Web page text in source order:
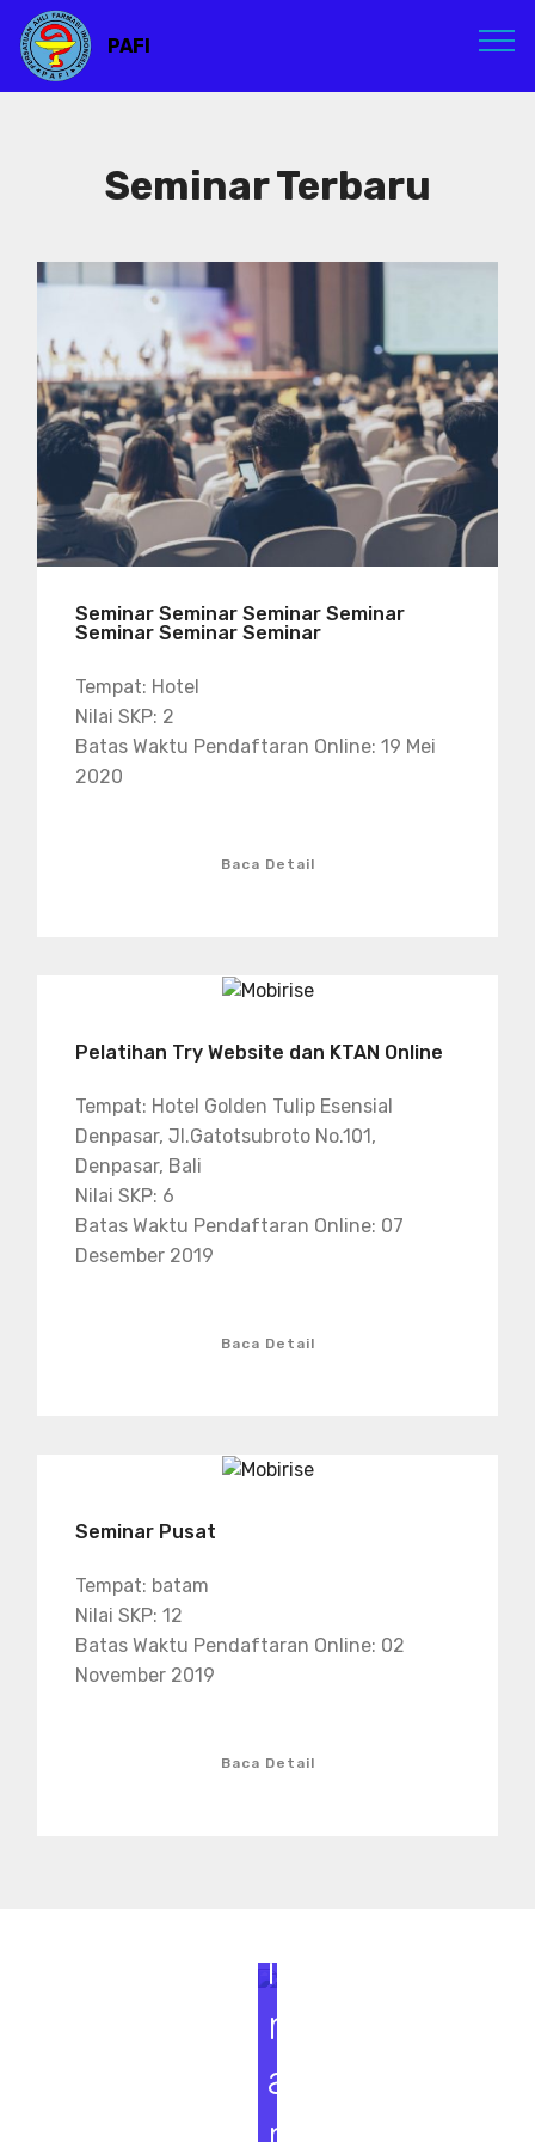
PAFI
Seminar Terbaru
Seminar Seminar Seminar Seminar
Seminar Seminar Seminar
Tempat: Hotel
Nilai SKP: 2
Batas Waktu Pendaftaran Online: 19 Mei
2020
Baca Detail
Pelatihan Try Website dan KTAN Online
Tempat: Hotel Golden Tulip Esensial
Denpasar, Jl.Gatotsubroto No.101,
Denpasar, Bali
Nilai SKP: 6
Batas Waktu Pendaftaran Online: 07
Desember 2019
Baca Detail
Seminar Pusat
Tempat: batam
Nilai SKP: 12
Batas Waktu Pendaftaran Online: 02
November 2019
Baca Detail
i
n
a